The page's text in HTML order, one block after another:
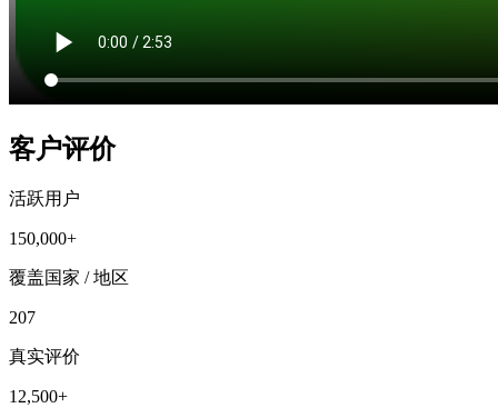
客户评价
活跃用户
150,000+
覆盖国家 / 地区
207
真实评价
12,500+